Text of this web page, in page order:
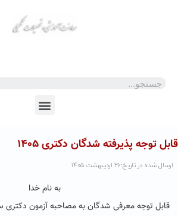
قابل توجه پذیرفته شدگان دکتری ۱۴۰۵
ارسال شده در تاریخ:۲۶ اردیبهشت ۱۴۰۵
به ‌نام خدا